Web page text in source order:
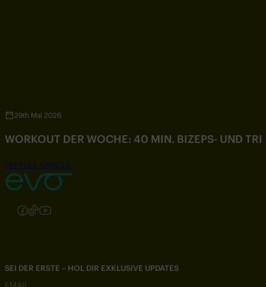
29th Mai 2026
WORKOUT DER WOCHE: 40 MIN. BIZEPS- UND
SEE FULL ARTICLE
Folgen Sie uns auf Instagram
Folgen Sie uns auf Facebook
Folgen Sie uns auf TikTok
Folgen Sie uns auf YouTube
SEI DER ERSTE – HOL DIR EXKLUSIVE UPDATES